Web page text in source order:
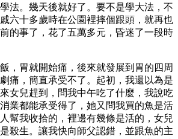
法。幾天後就好了。要不是學大法，不
六十多歲時在公園裡摔個跟頭，就再也
的事了，花了五萬多元，昏迷了一段時
，胃就開始痛，後來就發展到胃的四周
痛，簡直承受不了。起初，我還以為是
女兒趕到，問我中午吃了什麼，我說吃
業都能承受得了，她又問我買的魚是活
幫我收拾的，裡邊有幾條是活的，女兒
殺生。讓我快向師父認錯，並跟魚的主